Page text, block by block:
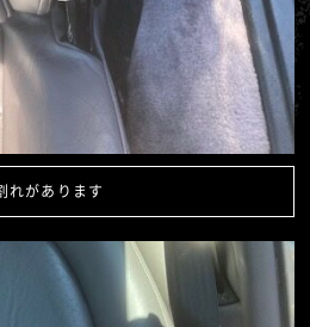
れがあります